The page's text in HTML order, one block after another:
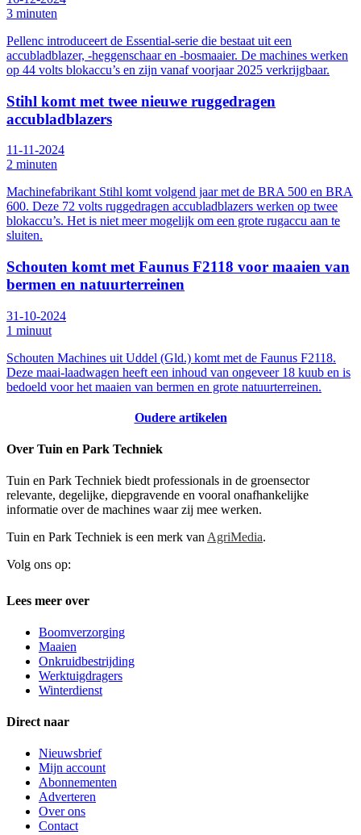
3 minuten
Pellenc introduceert de Essential-serie die bestaat uit een
accubladblazer, -heggenschaar en -bosmaaier. De machines werken
op 44 volts blokaccu’s en zijn vanaf voorjaar 2025 verkrijgbaar.
Stihl komt met twee nieuwe ruggedragen
accubladblazers
11-11-2024
2 minuten
Machinefabrikant Stihl komt volgend jaar met de BRA 500 en BRA
600. Deze 72 volts ruggedragen accubladblazers werken op twee
blokaccu’s. Het is niet meer mogelijk om een grote rugaccu aan te
sluiten.
Schouten komt met Faunus F2118 voor maaien van
bermen en natuurterreinen
31-10-2024
1 minuut
Schouten Machines uit Uddel (Gld.) komt met de Faunus F2118.
Deze maai-laadwagen heeft een inhoud van ongeveer 18 kuub en is
bedoeld voor het maaien van bermen en grote natuurterreinen.
Oudere artikelen
Over Tuin en Park Techniek
Tuin en Park Techniek biedt professionals in de groensector
relevante, degelijke, diepgravende en vooral onafhankelijke
informatie over de machines waar zij mee werken.
Tuin en Park Techniek is een merk van AgriMedia.
Volg ons op:
Lees meer over
Boomverzorging
Maaien
Onkruidbestrijding
Werktuigdragers
Winterdienst
Direct naar
Nieuwsbrief
Mijn account
Abonnementen
Adverteren
Over ons
Contact